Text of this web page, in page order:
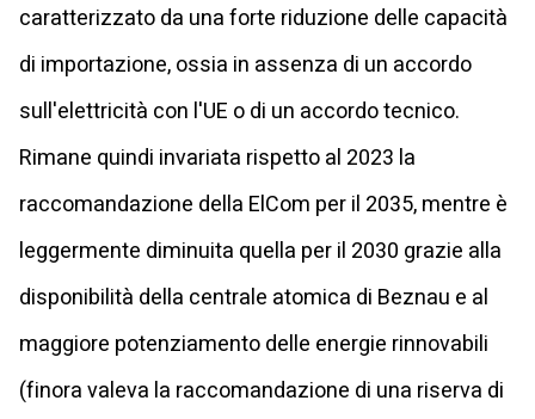
caratterizzato da una forte riduzione delle capacità
di importazione, ossia in assenza di un accordo
sull'elettricità con l'UE o di un accordo tecnico.
Rimane quindi invariata rispetto al 2023 la
raccomandazione della ElCom per il 2035, mentre è
leggermente diminuita quella per il 2030 grazie alla
disponibilità della centrale atomica di Beznau e al
maggiore potenziamento delle energie rinnovabili
(finora valeva la raccomandazione di una riserva di